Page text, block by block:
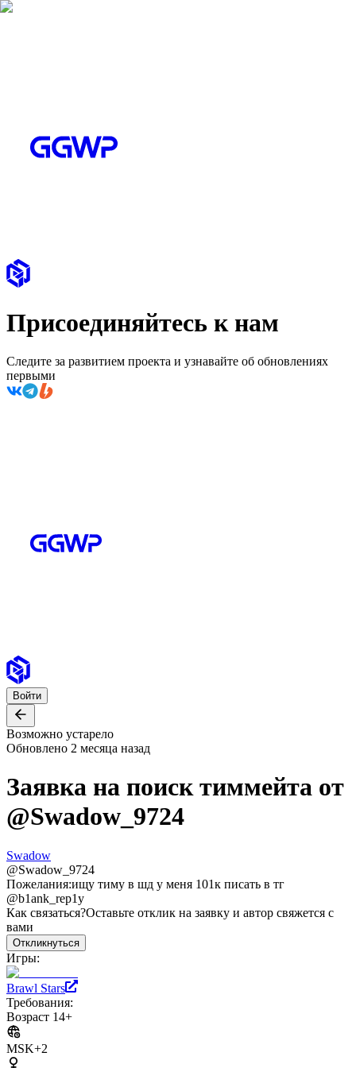
Присоединяйтесь к нам
Следите за развитием проекта и узнавайте об обновлениях
первыми
Войти
Возможно устарело
Обновлено 2 месяца назад
Заявка на поиск тиммейта от
@Swadow_9724
Swadow
@Swadow_9724
Пожелания:ищу тиму в шд у меня 101к писать в тг
@b1ank_rep1y
Как связаться?Оставьте отклик на заявку и автор свяжется с
вами
Откликнуться
Игры:
Brawl Stars
Требования:
Возраст 14+
MSK+2